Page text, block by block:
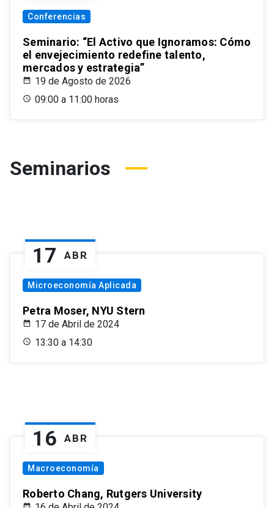
Conferencias
Seminario: “El Activo que Ignoramos: Cómo
el envejecimiento redefine talento,
mercados y estrategia”
19 de Agosto de 2026
09:00 a 11:00 horas
Seminarios
17 ABR
Microeconomía Aplicada
Petra Moser, NYU Stern
17 de Abril de 2024
13:30 a 14:30
16 ABR
Macroeconomía
Roberto Chang, Rutgers University